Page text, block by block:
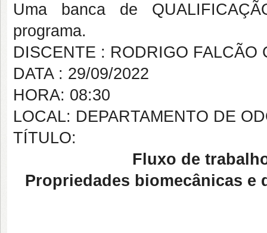
Uma banca de
programa.
DISCENTE : RODRIGO FALCÃO
DATA : 29/09/2022
HORA: 08:30
LOCAL: DEPARTAMENTO DE
TÍTULO:
Fluxo de
Propriedades biomecânicas